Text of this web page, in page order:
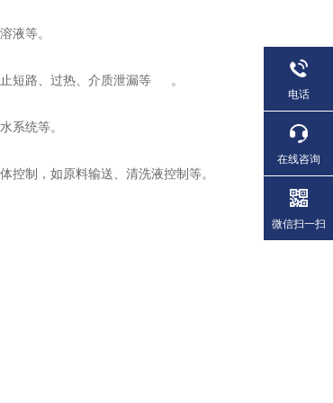
液等。
短路、过热、介质泄漏等
。
系统等。
控制，如原料输送、清洗液控制等。
电话
在线咨询
微信扫一扫